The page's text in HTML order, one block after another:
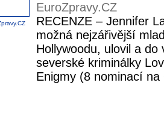
EuroZpravy.CZ
RECENZE – Jennifer
možná nejzářivější
Hollywoodu, ulovil a
severské kriminálky
Enigmy (8 nominací